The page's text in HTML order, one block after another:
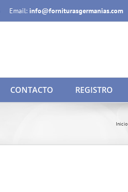
Email: info@forniturasgermanias.com
CONTACTO REGISTRO
Inicio